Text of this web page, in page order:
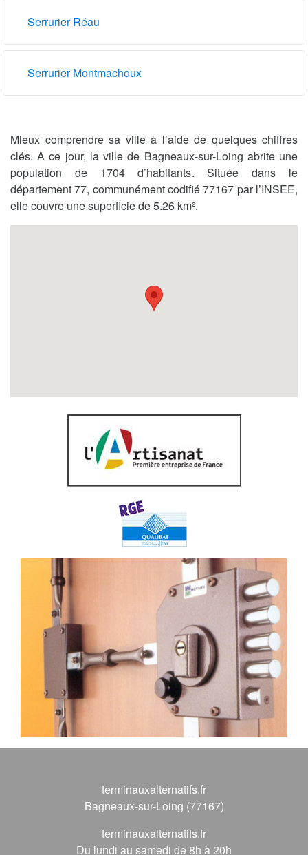
Serrurier Réau
Serrurier Montmachoux
Mieux comprendre sa ville à l’aide de quelques chiffres
clés. A ce jour, la ville de Bagneaux-sur-Loing abrite une
population de 1704 d’habitants. Située dans le
département 77, communément codifié 77167 par l’INSEE,
elle couvre une superficie de 5.26 km².
terminauxalternatifs.fr
Bagneaux-sur-Loing (77167)
terminauxalternatifs.fr
Du lundi au samedi de 8h à 20h